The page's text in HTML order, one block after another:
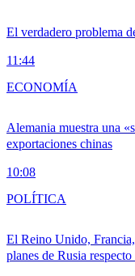
El verdadero problema
11:44
Alemania muestra una
exportaciones chinas
10:08
ECONOMÍA
El Reino Unido,
planes de Rusia
POLÍTICA